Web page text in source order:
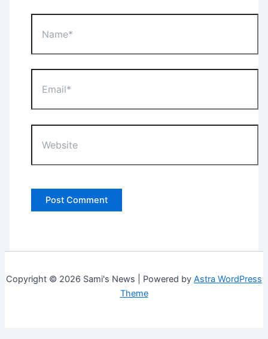
Copyright © 2026 Sami's News | Powered by Astra WordPress
Theme